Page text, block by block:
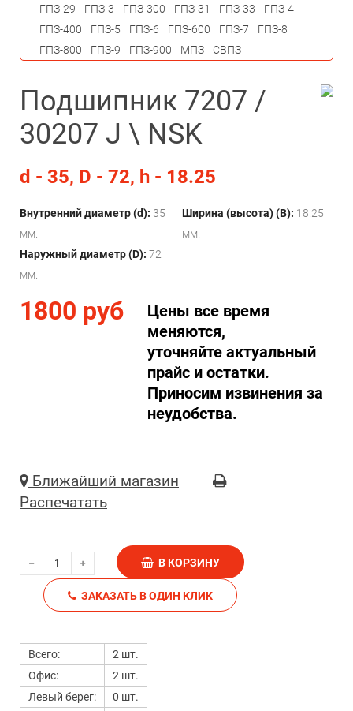
Подшипник 7207 /
30207 J \ NSK
d - 35, D - 72, h - 18.25
Внутренний диаметр (d): 35
мм.
Наружный диаметр (D): 72
мм.
Ширина (высота) (B): 18.25
мм.
1800 руб
Цены все время
меняются,
уточняйте актуальный
прайс и остатки.
Приносим извинения за
неудобства.
Ближайший магазин
Распечатать
В КОРЗИНУ
ЗАКАЗАТЬ В ОДИН КЛИК
Всего:
2 шт.
Офис:
2 шт.
Левый берег:
0 шт.
ГПЗ-29 ГПЗ-3 ГПЗ-300 ГПЗ-31 ГПЗ-33
ГПЗ-4
ГПЗ-400
ГПЗ-5 ГПЗ-6 ГПЗ-600 ГПЗ-7
ГПЗ-8
ГПЗ-800
ГПЗ-9 ГПЗ-900 МПЗ СВПЗ